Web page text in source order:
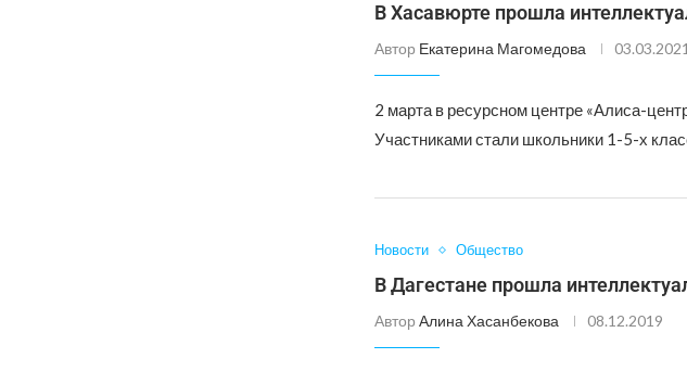
В Хасавюрте прошла
Автор Екатерина Магомедова 03.03.2021
2 марта в ресурсном центре «Алиса-
Участниками стали школьники 1-5-х
Новости Общество
В Дагестане прошла
Автор Алина Хасанбекова 08.12.2019